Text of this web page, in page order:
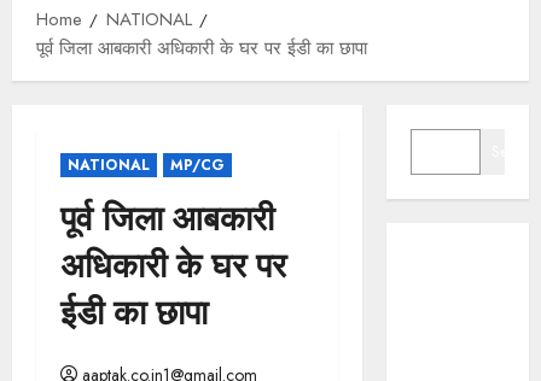
Home
NATIONAL
पूर्व जिला आबकारी अधिकारी के घर पर ईडी का छापा
NATIONAL MP/CG
पूर्व जिला आबकारी
अधिकारी के घर पर
ईडी का छापा
aaptak.co.in1@gmail.com